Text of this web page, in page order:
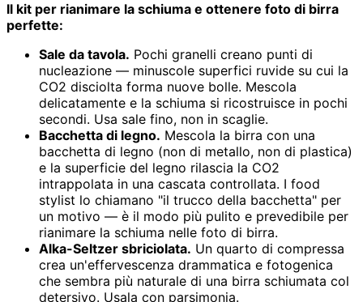
Il kit per rianimare la schiuma e ottenere foto di birra
perfette:
Sale da tavola. Pochi granelli creano punti di
nucleazione — minuscole superfici ruvide su cui la
CO2 disciolta forma nuove bolle. Mescola
delicatamente e la schiuma si ricostruisce in pochi
secondi. Usa sale fino, non in scaglie.
Bacchetta di legno. Mescola la birra con una
bacchetta di legno (non di metallo, non di plastica)
e la superficie del legno rilascia la CO2
intrappolata in una cascata controllata. I food
stylist lo chiamano "il trucco della bacchetta" per
un motivo — è il modo più pulito e prevedibile per
rianimare la schiuma nelle foto di birra.
Alka-Seltzer sbriciolata. Un quarto di compressa
crea un'effervescenza drammatica e fotogenica
che sembra più naturale di una birra schiumata col
detersivo. Usala con parsimonia.